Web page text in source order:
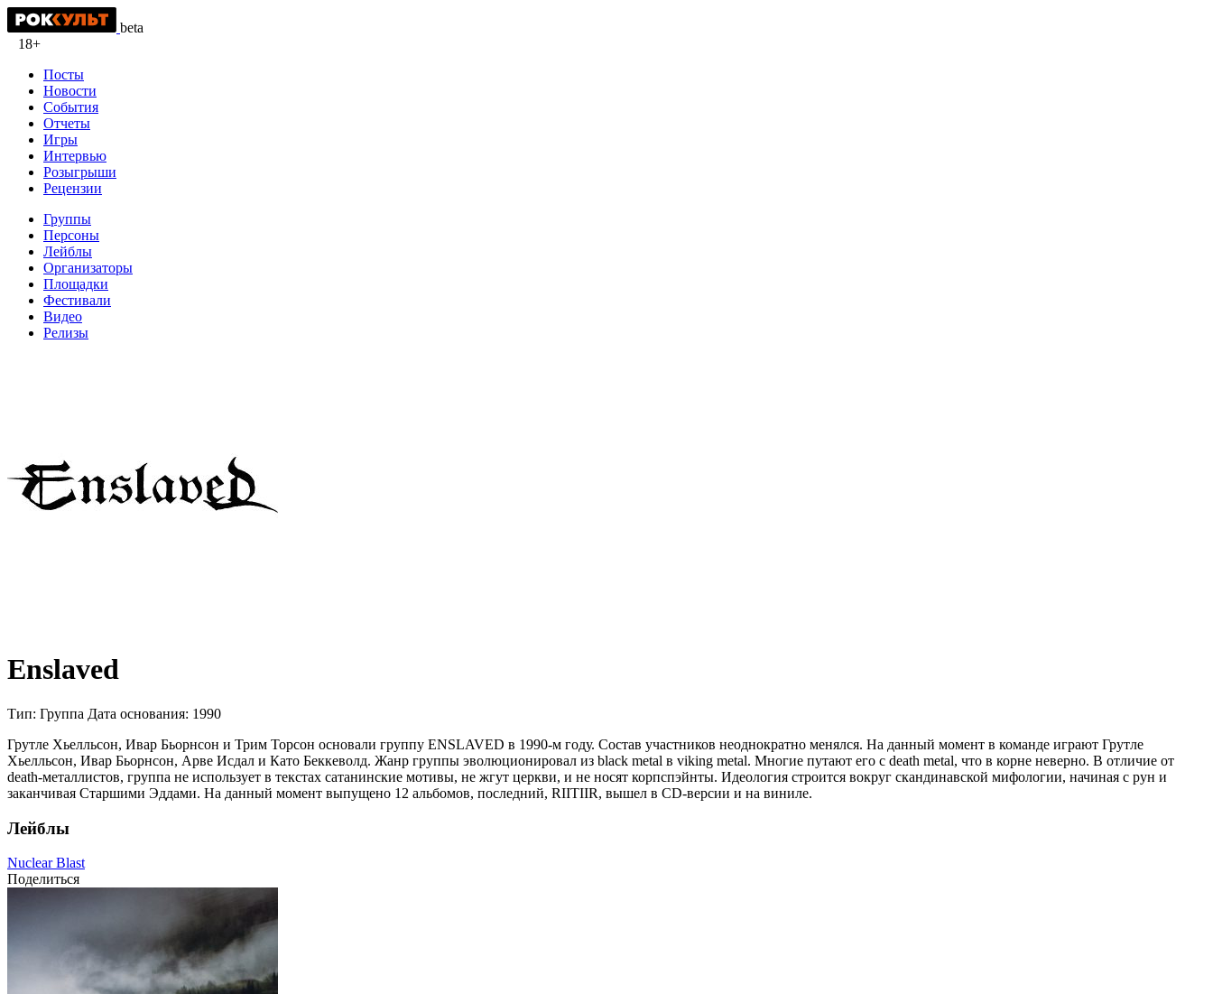
beta
18+
Посты
Новости
События
Отчеты
Игры
Интервью
Розыгрыши
Рецензии
Группы
Персоны
Лейблы
Организаторы
Площадки
Фестивали
Видео
Релизы
Enslaved
Тип: Группа Дата основания: 1990
Грутле Хьелльсон, Ивар Бьорнсон и Трим Торсон основали группу ENSLAVED в 1990-м году. Состав участников неоднократно менялся. На данный момент в команде играют Грутле
Хьелльсон, Ивар Бьорнсон, Арве Исдал и Като Беккеволд. Жанр группы эволюционировал из black metal в viking metal. Многие путают его с death metal, что в корне неверно. В отличие от
death-металлистов, группа не использует в текстах сатанинские мотивы, не жгут церкви, и не носят корпспэйнты. Идеология строится вокруг скандинавской мифологии, начиная с рун и
заканчивая Старшими Эддами. На данный момент выпущено 12 альбомов, последний, RIITIIR, вышел в CD-версии и на виниле.
Лейблы
Nuclear Blast
Поделиться